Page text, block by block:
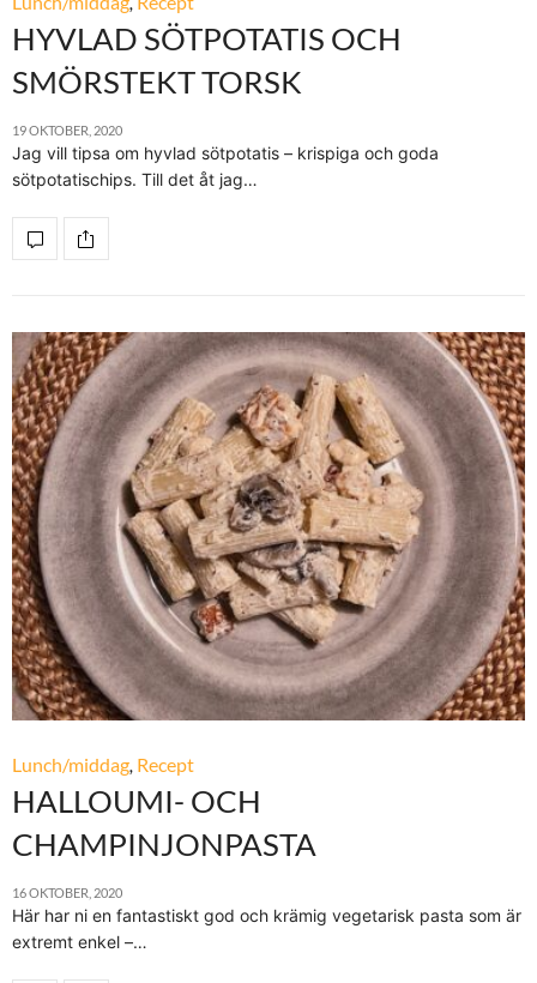
HYVLAD SÖTPOTATIS OCH
SMÖRSTEKT TORSK
19 OKTOBER, 2020
Jag vill tipsa om hyvlad sötpotatis – krispiga och goda
sötpotatischips. Till det åt jag…
Lunch/middag, Recept
HALLOUMI- OCH
CHAMPINJONPASTA
16 OKTOBER, 2020
Här har ni en fantastiskt god och krämig vegetarisk pasta som är
extremt enkel –…